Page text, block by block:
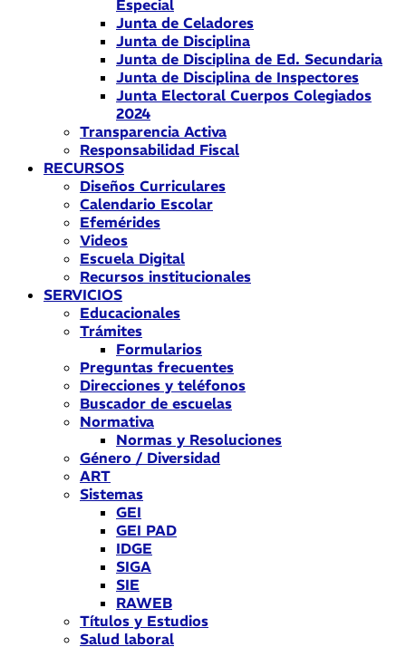
Especial
Junta de Celadores
Junta de Disciplina
Junta de Disciplina de Ed. Secundaria
Junta de Disciplina de Inspectores
Junta Electoral Cuerpos Colegiados
2024
Transparencia Activa
Responsabilidad Fiscal
RECURSOS
Diseños Curriculares
Calendario Escolar
Efemérides
Videos
Escuela Digital
Recursos institucionales
SERVICIOS
Educacionales
Trámites
Formularios
Preguntas frecuentes
Direcciones y teléfonos
Buscador de escuelas
Normativa
Normas y Resoluciones
Género / Diversidad
ART
Sistemas
GEI
GEI PAD
IDGE
SIGA
SIE
RAWEB
Títulos y Estudios
Salud laboral